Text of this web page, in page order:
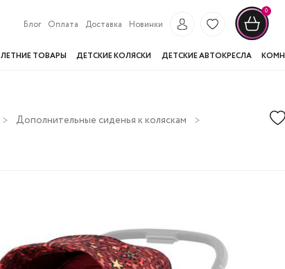
Блог Оплата Доставка Новинки
0
ЛЕТНИЕ ТОВАРЫ ДЕТСКИЕ КОЛЯСКИ ДЕТСКИЕ АВТОКРЕСЛА
Дополнительные сиденья к коляскам Набор Cybex